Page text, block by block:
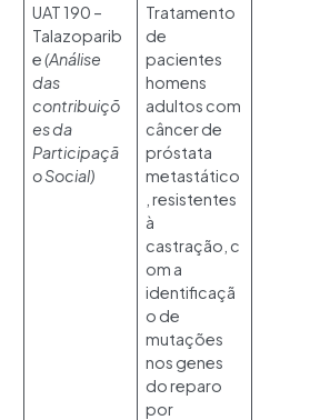
UAT 190 –
Talazoparib
e(Análise
das
contribuiçõ
es da
Participaçã
o Social)
Tratamento
de
pacientes
homens
adultos com
câncer de
próstata
metastático
, resistentes
à
castração, c
om a
identificaçã
o de
mutações
nos genes
do reparo
por